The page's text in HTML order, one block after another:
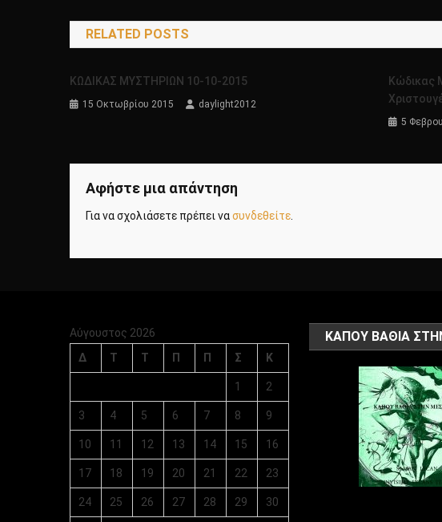
άρθρων
RELATED POSTS
KΩΔΙΚΑΣ ΜΥΣΤΗΡΙΩΝ 10-10-2015
15 Οκτωβρίου 2015 daylight2012
Κώδικας
5
Αφήστε μια απάντηση
Για να σχολιάσετε πρέπει νασυνδεθείτε.
Αύγουστος 2026
Δ
Τ Τ Π Π Σ Κ
1 2
3 4 5 6 7 8 9
10 11 12 13 14 15 16
17 18 19 20 21 22 23
24 25 26 27 28 29 30
ΚΑΠΟΥ ΒΑΘΙΑ